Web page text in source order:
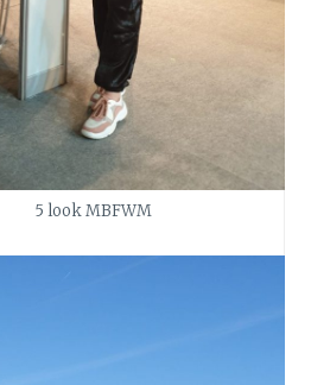
5 look MBFWM